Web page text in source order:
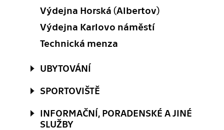
Výdejna Horská (Albertov)
Výdejna Karlovo náměstí
Technická menza
UBYTOVÁNÍ
SPORTOVIŠTĚ
INFORMAČNÍ, PORADENSKÉ A JINÉ
SLUŽBY